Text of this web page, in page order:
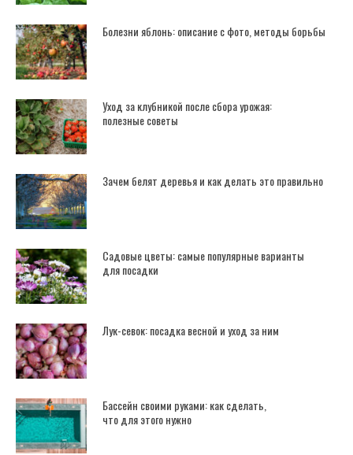
Болезни яблонь: описание с фото, методы борьбы
Уход за клубникой после сбора урожая:
полезные советы
Зачем белят деревья и как делать это правильно
Садовые цветы: самые популярные варианты
для посадки
Лук-севок: посадка весной и уход за ним
Бассейн своими руками: как сделать,
что для этого нужно